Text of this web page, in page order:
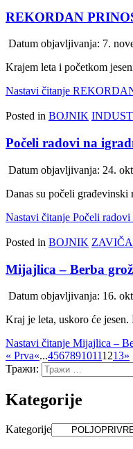
REKORDAN
Datum objavljivanja: 7.
Krajem leta i početkom
Nastavi čitanje
Posted in BOJNIK
Počeli radovi na
Datum objavljivanja: 24.
Danas su počeli
Nastavi čitanje Počeli radovi
Posted in BOJNIK
Mijajlica – Berba
Datum objavljivanja: 16.
Kraj je leta, uskoro će
Nastavi čitanje Mijajlica –
« Prva«...45678910111213»
Тражи:
Kategorije
Kategorije